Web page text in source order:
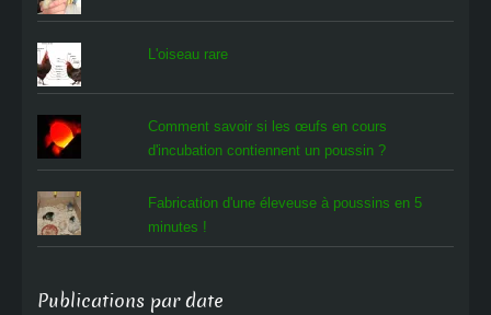
L'oiseau rare
Comment savoir si les œufs en cours
d'incubation contiennent un poussin ?
Fabrication d'une éleveuse à poussins en 5
minutes !
Publications par date